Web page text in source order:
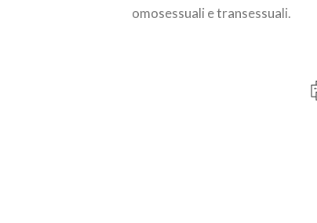
omosessuali e transessuali.